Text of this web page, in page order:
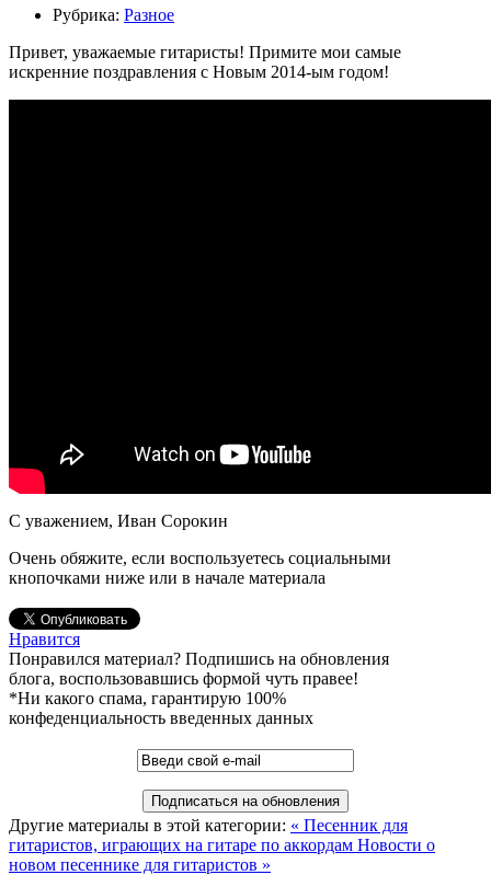
Рубрика: Разное
Привет, уважаемые гитаристы! Примите мои самые
искренние поздравления с Новым 2014-ым годом!
С уважением, Иван Сорокин
Очень обяжите, если воспользуетесь социальными
кнопочками ниже или в начале материала
Нравится
Понравился материал? Подпишись на обновления
блога, воспользовавшись формой чуть правее!
*Ни какого спама, гарантирую 100%
конфеденциальность введенных данных
Другие материалы в этой категории: « Песенник для
гитаристов, играющих на гитаре по аккордам Новости о
новом песеннике для гитаристов »